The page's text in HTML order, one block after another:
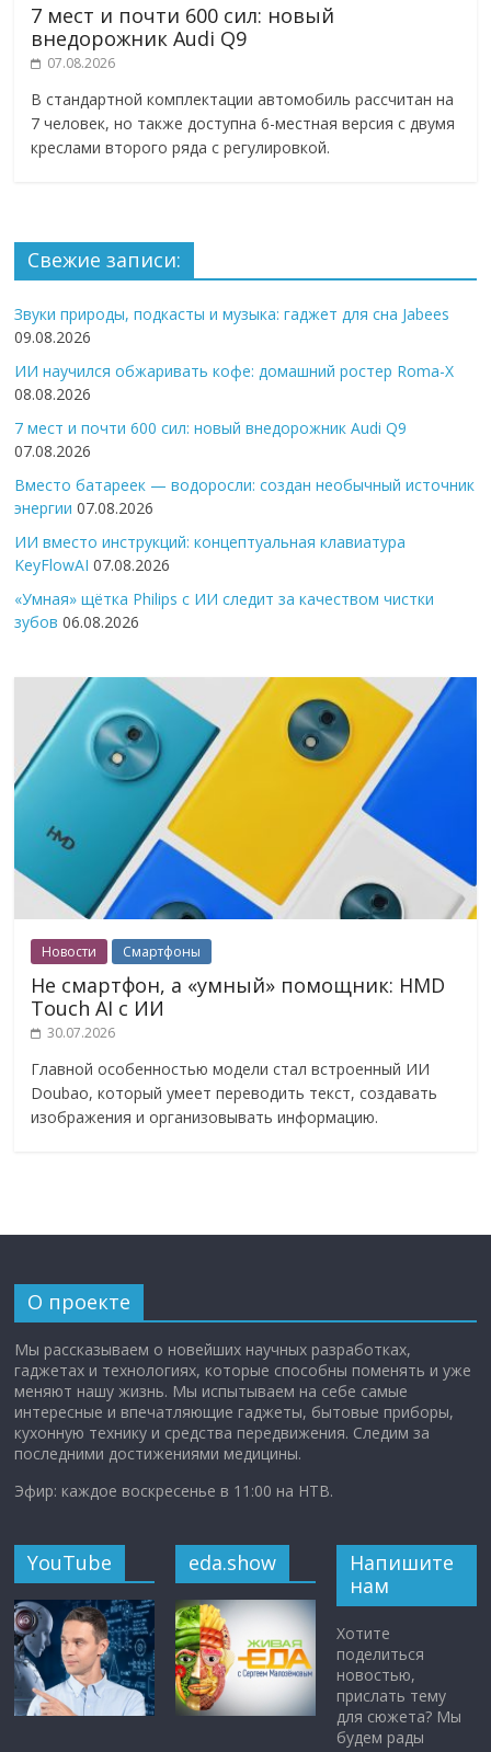
7 мест и почти 600 сил: новый
внедорожник Audi Q9
07.08.2026
В стандартной комплектации автомобиль рассчитан на
7 человек, но также доступна 6-местная версия с двумя
креслами второго ряда с регулировкой.
Свежие записи:
Звуки природы, подкасты и музыка: гаджет для сна Jabees
09.08.2026
ИИ научился обжаривать кофе: домашний ростер Roma-X
08.08.2026
7 мест и почти 600 сил: новый внедорожник Audi Q9
07.08.2026
Вместо батареек — водоросли: создан необычный источник
энергии 07.08.2026
ИИ вместо инструкций: концептуальная клавиатура
KeyFlowAI 07.08.2026
«Умная» щётка Philips с ИИ следит за качеством чистки
зубов 06.08.2026
Новости Смартфоны
Не смартфон, а «умный» помощник: HMD
Touch AI с ИИ
30.07.2026
Главной особенностью модели стал встроенный ИИ
Doubao, который умеет переводить текст, создавать
изображения и организовывать информацию.
О проекте
Мы рассказываем о новейших научных разработках,
гаджетах и технологиях, которые способны поменять и уже
меняют нашу жизнь. Мы испытываем на себе самые
интересные и впечатляющие гаджеты, бытовые приборы,
кухонную технику и средства передвижения. Следим за
последними достижениями медицины.
Эфир: каждое воскресенье в 11:00 на НТВ.
YouTube eda.show
Напишите
нам
Хотите
поделиться
новостью,
прислать тему
для сюжета? Мы
будем рады